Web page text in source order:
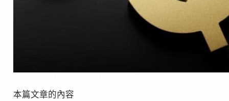
本篇文章的內容